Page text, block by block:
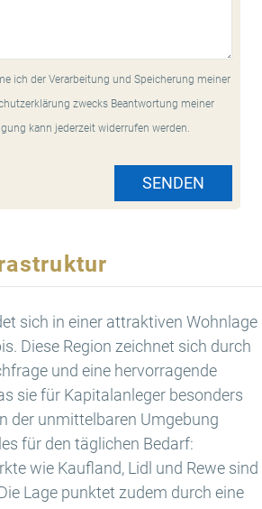
ich der Verarbeitung und Speicherung meiner
zwecks Beantwortung meiner
kann jederzeit widerrufen werden.
SENDEN
sich in einer attraktiven Wohnlage
Diese Region zeichnet sich durch
und eine hervorragende
sie für Kapitalanleger besonders
der unmittelbaren Umgebung
für den täglichen Bedarf:
wie Kaufland, Lidl und Rewe sind
Lage punktet zudem durch eine